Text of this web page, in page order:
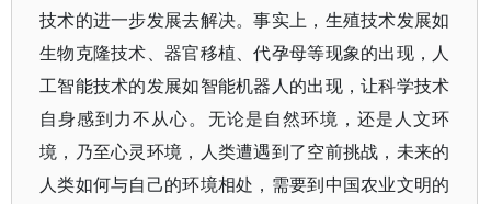
技术的进一步发展去解决。事实上，生殖技术发展如
生物克隆技术、器官移植、代孕母等现象的出现，人
工智能技术的发展如智能机器人的出现，让科学技术
自身感到力不从心。无论是自然环境，还是人文环
境，乃至心灵环境，人类遭遇到了空前挑战，未来的
人类如何与自己的环境相处，需要到中国农业文明的